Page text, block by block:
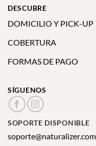
DESCUBRE
DOMICILIO Y PICK-UP
COBERTURA
FORMAS DE PAGO
SÍGUENOS
SOPORTE DISPONIBLE